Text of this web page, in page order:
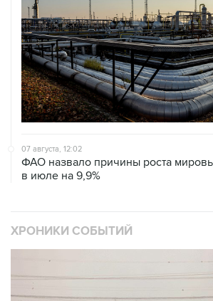
07 августа, 12:02
ФАО назвало причины роста
в июле на 9,9%
ХРОНИКИ СОБЫТИЙ